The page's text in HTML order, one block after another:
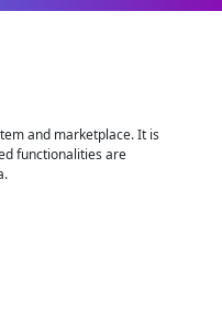
and marketplace. It is
functionalities are